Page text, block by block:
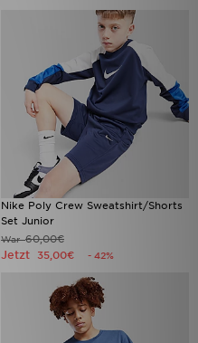
Nike Poly Crew Sweatshirt/Shorts
Set Junior
War60,00€
Jetzt 35,00€ - 42%